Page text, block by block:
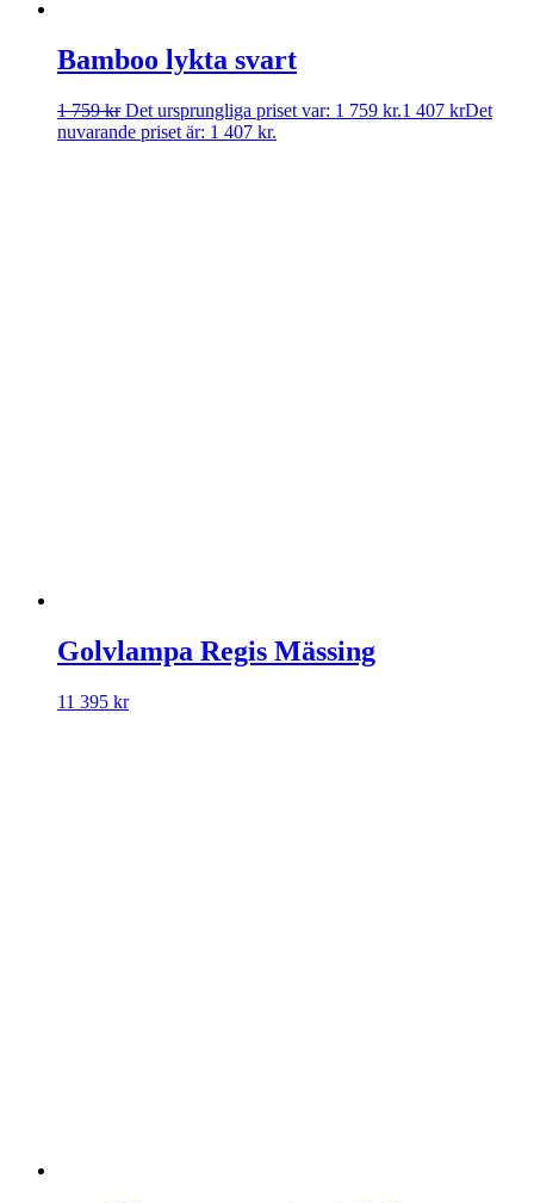
Bamboo lykta svart
1 759kr Det ursprungliga priset var: 1 759 kr.1 407 krDet
nuvarande priset är: 1 407 kr.
Golvlampa Regis Mässing
11 395 kr